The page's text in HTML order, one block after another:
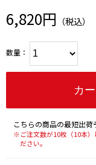
6,820円 （税込）
数量：
こちらの商品の最短出荷
※ご注文数が10枚（10本）
ださい。